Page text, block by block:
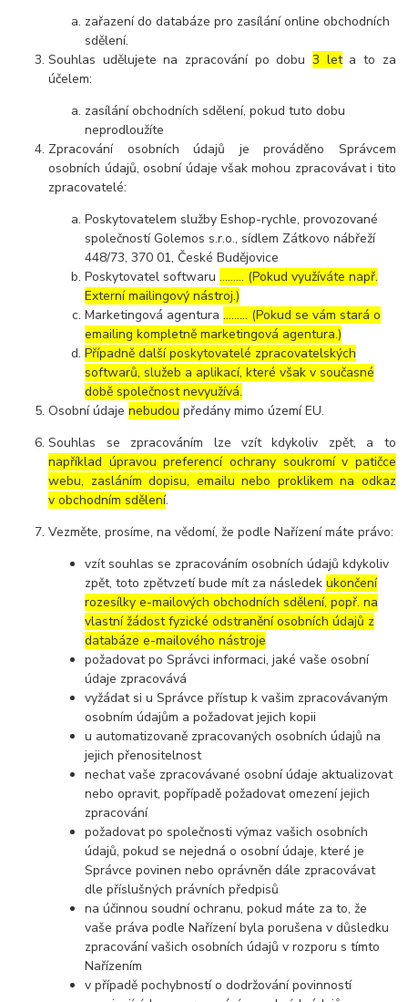
zařazení do databáze pro zasílání online obchodních
sdělení.
Souhlas udělujete na zpracování po dobu3 leta to za
účelem:
zasílání obchodních sdělení, pokud tuto dobu
neprodloužíte
Zpracování osobních údajů je prováděno Správcem
osobních údajů, osobní údaje však mohou zpracovávat i tito
zpracovatelé:
Poskytovatelem služby Eshop-rychle, provozované
společností Golemos s.r.o., sídlem Zátkovo nábřeží
448/73, 370 01, České Budějovice
Poskytovatel softwaru……… (Pokud využíváte např.
Externí mailingový nástroj.)
Marketingová agentura……… (Pokud se vám stará o
emailing kompletně marketingová agentura.)
Případně další poskytovatelé zpracovatelských
softwarů, služeb a aplikací, které však v současné
době společnost nevyužívá.
Osobní údajenebudou předány mimo území EU.
Souhlas se zpracováním lze vzít kdykoliv zpět, a to
například úpravou preferencí ochrany soukromí v patičce
webu, zasláním dopisu, emailu nebo proklikem na odkaz
v obchodním sdělení.
Vezměte, prosíme, na vědomí, že podle Nařízení máte právo:
vzít souhlas se zpracováním osobních údajů kdykoliv
zpět, toto zpětvzetí bude mít za následekukončení
rozesílky e-mailových obchodních sdělení, popř. na
vlastní žádost fyzické odstranění osobních údajů z
databáze e-mailového nástroje
požadovat po Správci informaci, jaké vaše osobní
údaje zpracovává
vyžádat si u Správce přístup k vašim zpracovávaným
osobním údajům a požadovat jejich kopii
u automatizovaně zpracovaných osobních údajů na
jejich přenositelnost
nechat vaše zpracovávané osobní údaje aktualizovat
nebo opravit, popřípadě požadovat omezení jejich
zpracování
požadovat po společnosti výmaz vašich osobních
údajů, pokud se nejedná o osobní údaje, které je
Správce povinen nebo oprávněn dále zpracovávat
dle příslušných právních předpisů
na účinnou soudní ochranu, pokud máte za to, že
vaše práva podle Nařízení byla porušena v důsledku
zpracování vašich osobních údajů v rozporu s tímto
Nařízením
v případě pochybností o dodržování povinností